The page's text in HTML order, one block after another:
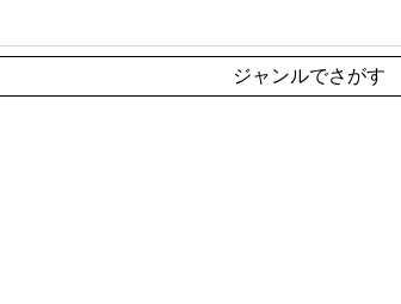
ジャンルでさがす